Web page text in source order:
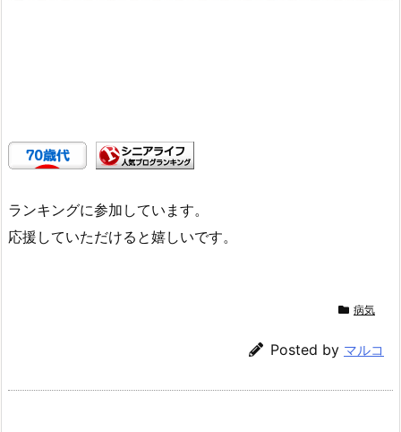
ランキングに参加しています。
応援していただけると嬉しいです。
病気
Posted by マルコ